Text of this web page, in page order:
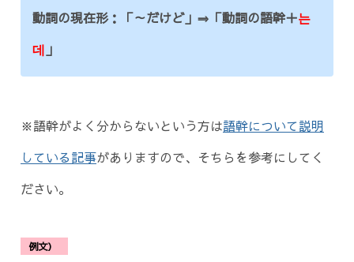
動詞の現在形：「～だけど」⇒「動詞の語幹＋는
데 」
※語幹がよく分からないという方は語幹について説明
している記事がありますので、そちらを参考にしてく
ださい。
例文）